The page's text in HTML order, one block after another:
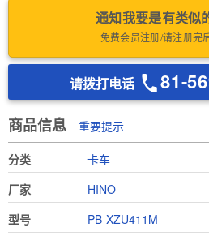
通知我要是有类似
免费会员注册/请注册完
请拨打电话 81-
商品信息 重要提示
分类
卡车
厂家
HINO
型号
PB-XZU411M